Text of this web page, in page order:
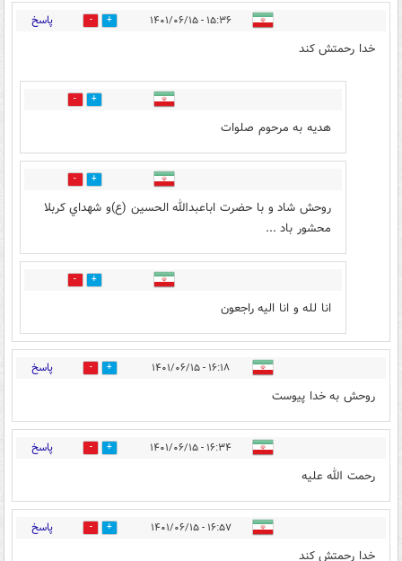
۱۵:۳۶ - ۱۴۰۱/۰۶/۱۵ 36 پاسخ
خدا رحمتش کند
6
هدیه به مرحوم صلوات
0
روحش شاد و با حضرت اباعبدالله الحسين (ع)و شهداي كربلا
محشور باد ...
0
انا لله و انا الیه راجعون
۱۶:۱۸ - ۱۴۰۱/۰۶/۱۵ 9 پاسخ
روحش به خدا پیوست
۱۶:۳۴ - ۱۴۰۱/۰۶/۱۵ 12 پاسخ
رحمت الله علیه
۱۶:۵۷ - ۱۴۰۱/۰۶/۱۵ 9 پاسخ
خدا رحمتش کند